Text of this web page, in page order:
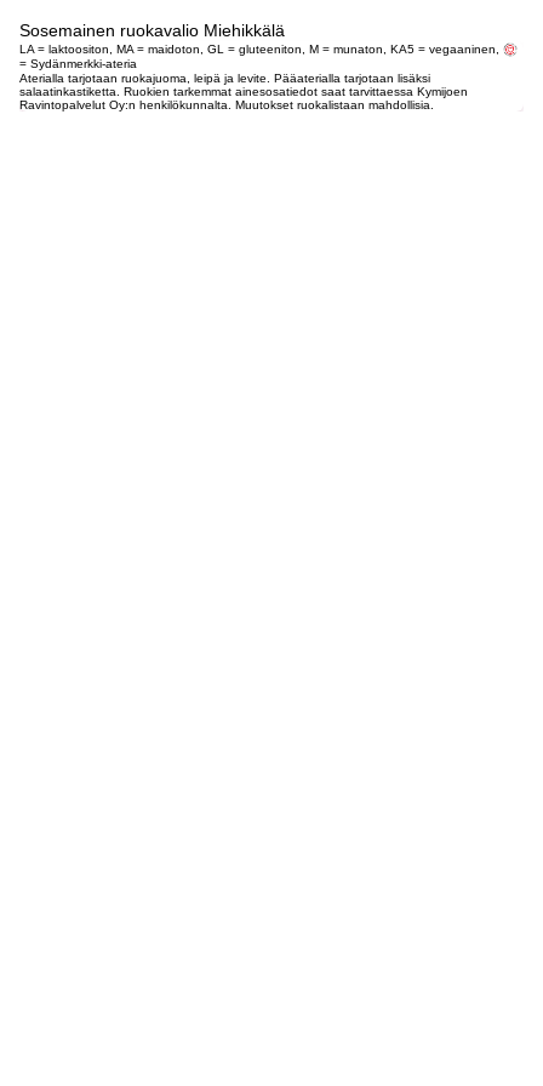
Sosemainen ruokavalio Miehikkälä
LA = laktoositon, MA = maidoton, GL = gluteeniton, M = munaton, KA5 = vegaaninen,
= Sydänmerkki-ateria
Aterialla tarjotaan ruokajuoma, leipä ja levite. Pääaterialla tarjotaan lisäksi
salaatinkastiketta. Ruokien tarkemmat ainesosatiedot saat tarvittaessa Kymijoen
Ravintopalvelut Oy:n henkilökunnalta. Muutokset ruokalistaan mahdollisia.